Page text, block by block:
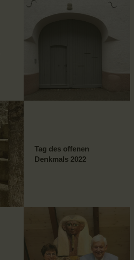
Tag des offenen
Denkmals 2022